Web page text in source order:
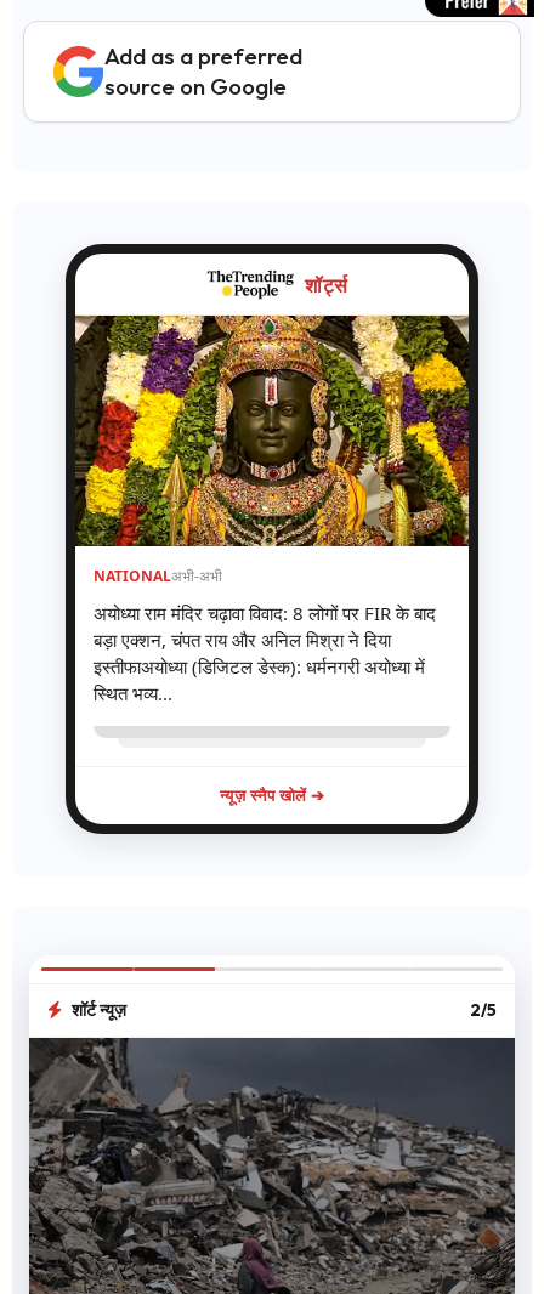
Add as a preferred
source on Google
शॉर्ट्स
NATIONALअभी-अभी
अयोध्या राम मंदिर चढ़ावा विवाद: 8 लोगों पर FIR के बाद
बड़ा एक्शन, चंपत राय और अनिल मिश्रा ने दिया
इस्तीफाअयोध्या (डिजिटल डेस्क): धर्मनगरी अयोध्या में
स्थित भव्य...
न्यूज़ स्नैप खोलें ➔
शॉर्ट न्यूज़ 3/5